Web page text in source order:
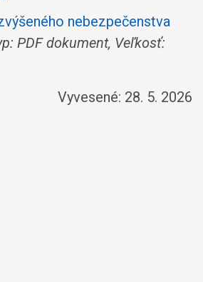
nebezpečenstva
PDF dokument, Veľkosť:
Vyvesené: 28. 5. 2026